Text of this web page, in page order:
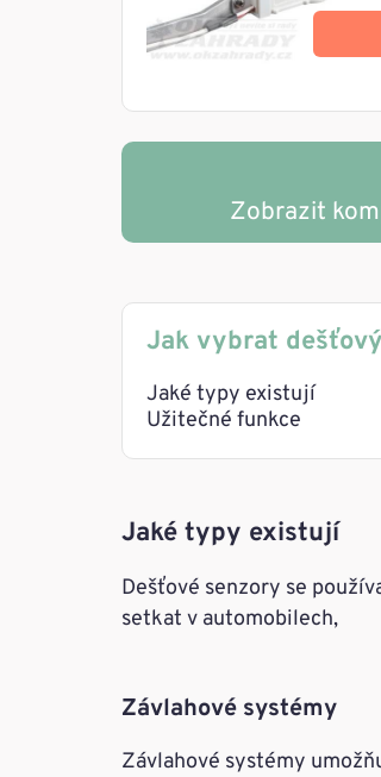
Zobrazit
Jak vybrat
Jaké typy existují
Užitečné funkce
Jaké typy existují
Dešťové senzory se
setkat v automobilech,
Závlahové systémy
Závlahové systémy